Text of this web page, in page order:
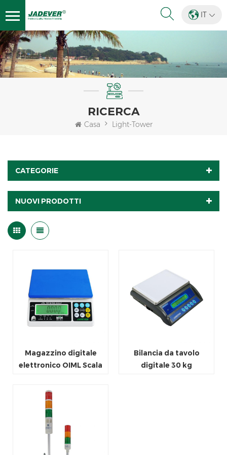
IT
RICERCA
Casa Light-Tower
CATEGORIE
NUOVI PRODOTTI
Magazzino digitale
elettronico OIML Scala
Bilancia da tavolo
digitale 30 kg